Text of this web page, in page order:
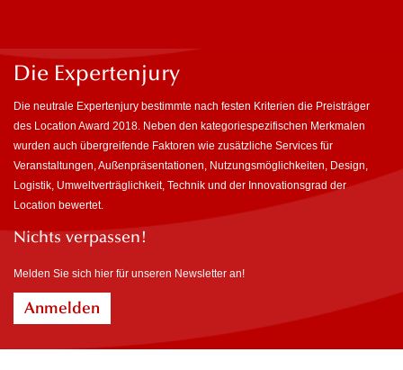
Die Expertenjury
Die neutrale Expertenjury bestimmte nach festen Kriterien die Preisträger
des Location Award 2018. Neben den kategoriespezifischen Merkmalen
wurden auch übergreifende Faktoren wie zusätzliche Services für
Veranstaltungen, Außenpräsentationen, Nutzungsmöglichkeiten, Design,
Logistik, Umweltverträglichkeit, Technik und der Innovationsgrad der
Location bewertet.
Nichts verpassen!
Melden Sie sich hier für unseren Newsletter an!
Anmelden